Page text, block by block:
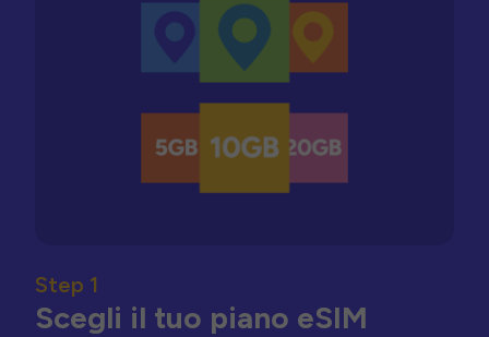
Step 1
Scegli il tuo piano eSIM